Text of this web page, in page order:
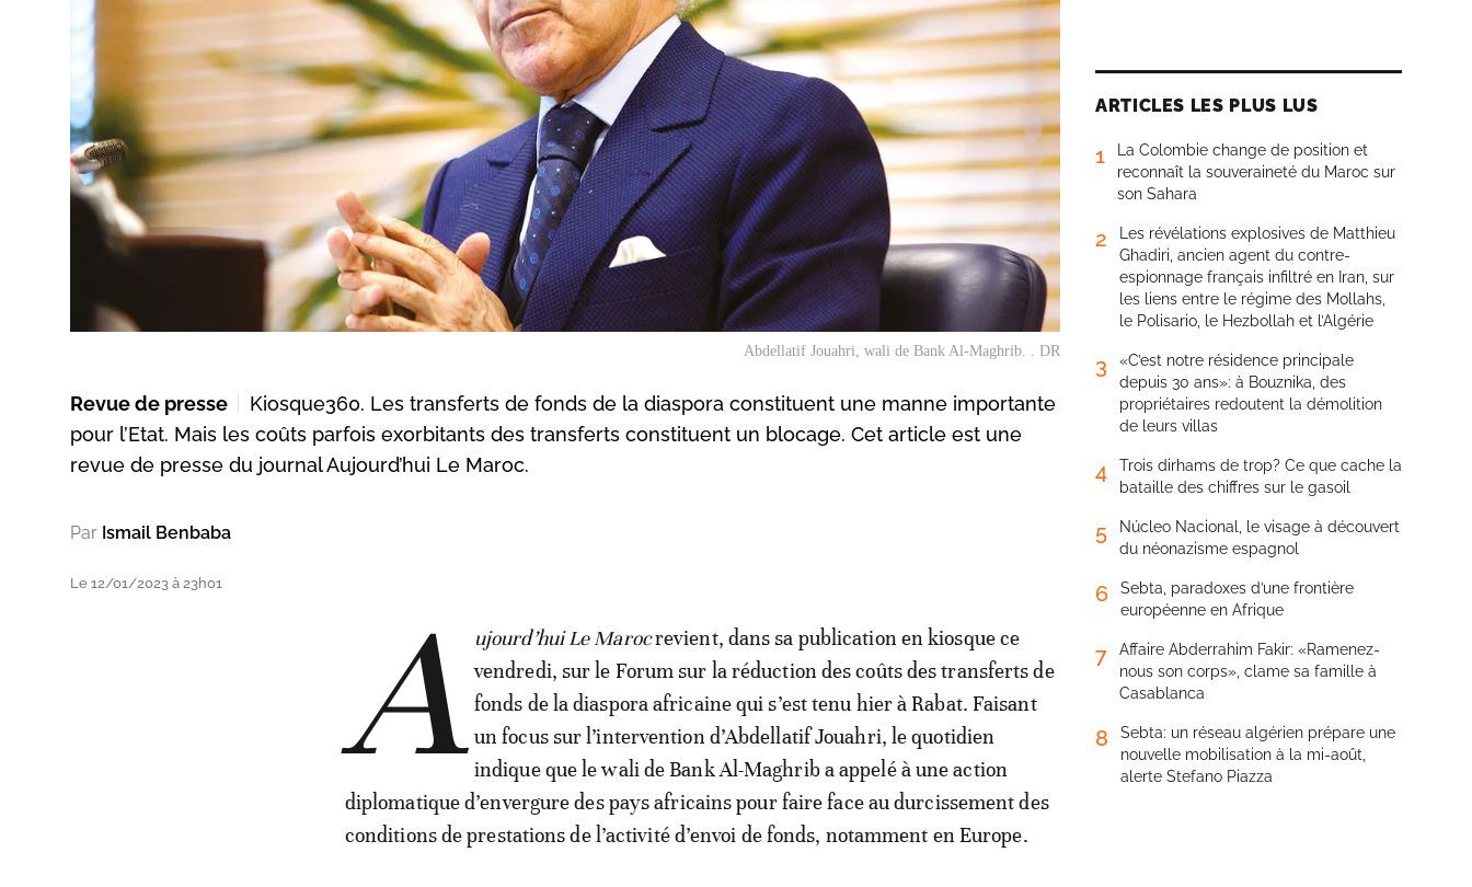
Abdellatif Jouahri, wali de Bank Al-Maghrib. . DR
Revue de presse
Kiosque360. Les transferts de fonds de la diaspora constituent une manne importante
pour l’Etat. Mais les coûts parfois exorbitants des transferts constituent un blocage. Cet article est une
revue de presse du journal Aujourd’hui Le Maroc.
Par Ismail Benbaba
Le 12/01/2023 à 23h01 A ujourd’hui Le Marocrevient, dans sa publication en kiosque ce
vendredi, sur le Forum sur la réduction des coûts des transferts de
fonds de la diaspora africaine qui s’est tenu hier à Rabat. Faisant
un focus sur l’intervention d’Abdellatif Jouahri, le quotidien
indique que le wali de Bank Al-Maghrib a appelé à une action
diplomatique d’envergure des pays africains pour faire face au durcissement des
conditions de prestations de l’activité d’envoi de fonds, notamment en Europe.
ARTICLES LES PLUS LUS
1
La Colombie change de position et
reconnaît la souveraineté du Maroc sur
son Sahara
2
Les révélations explosives de Matthieu
Ghadiri, ancien agent du contre-
espionnage français infiltré en Iran, sur
les liens entre le régime des Mollahs,
le Polisario, le Hezbollah et l’Algérie
3
«C’est notre résidence principale
depuis 30 ans»: à Bouznika, des
propriétaires redoutent la démolition
de leurs villas
4
Trois dirhams de trop? Ce que cache la
bataille des chiffres sur le gasoil
5
Núcleo Nacional, le visage à découvert
du néonazisme espagnol
6
Sebta, paradoxes d’une frontière
européenne en Afrique
7
Affaire Abderrahim Fakir: «Ramenez-
nous son corps», clame sa famille à
Casablanca
8
Sebta: un réseau algérien prépare une
nouvelle mobilisation à la mi-août,
alerte Stefano Piazza